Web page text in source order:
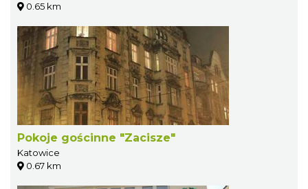
0.65 km
Pokoje gościnne "Zacisze"
Katowice
0.67 km